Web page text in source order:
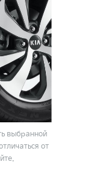
выбранной
от